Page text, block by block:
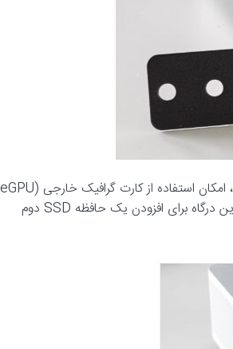
را فراهم می‌کند. بنابراین، شما می‌توانید قدرت گرافیکی این مینی‌کامپیوتر را افزایش دهید یا از این درگاه برای افزودن یک حافظه SSD دوم